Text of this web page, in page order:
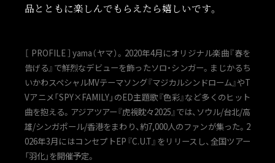
品とともに楽しんでもらえたら嬉しいです。
［ PROFILE ］yama（ヤマ）。2020年4月にオリジナル楽曲『春を
告げる』で鮮烈なデビューを飾ったソロ・シンガー。まじかるち
いかわスペシャルMVテーマソング『マジカルシンドローム』やT
Vアニメ「SPY×FAMILY」のED主題歌『色彩』など多くのヒット
曲を抱える。アジアツアー『虎視眈々2025』では、ソウル/台北/高
雄/シンガポール/香港をまわり、約7,000人のファンが集った。2
026年3月にはコンセプトEP『C.U.T』をリリースし、全国ツアー
「羽化」を開催予定。